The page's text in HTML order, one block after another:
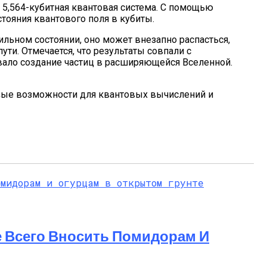
кубитная квантовая система. С помощью
квантового поля в кубиты.
состоянии, оно может внезапно распасться,
Отмечается, что результаты совпали с
создание частиц в расширяющейся Вселенной.
возможности для квантовых вычислений и
Вносить Помидорам И